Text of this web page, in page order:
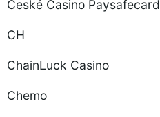
České Casino Paysafecard
CH
ChainLuck Casino
Chemo